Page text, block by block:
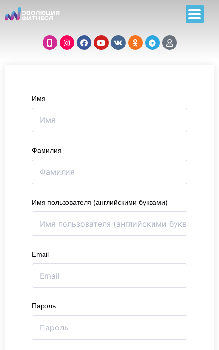
Имя
Фамилия
Имя пользователя (английскими буквами)
Email
Пароль